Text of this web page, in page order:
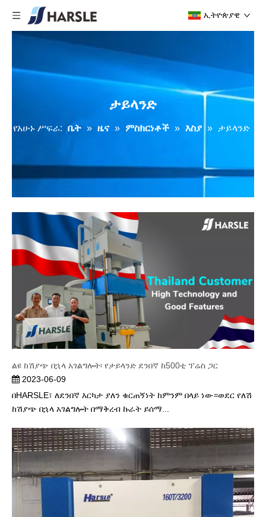
ኢትዮጵያዊ
ታይላንድ
የአሁኑ ሥፍራ: ቤት » ዜና » ምስክርነቶች » እስያ » ታይላንድ
ልዩ ከሽያጭ በኋላ አገልግሎት፡ የታይላንድ ደንበኛ ከ500ቲ ፕሬስ ጋር
2023-06-09
በHARSLE፣ ለደንበኛ እርካታ ያለን ቁርጠኝነት ከምንም በላይ ነው።ወደር የለሽ
ከሽያጭ በኋላ አገልግሎት በማቅረብ ኩራት ይሰማ...